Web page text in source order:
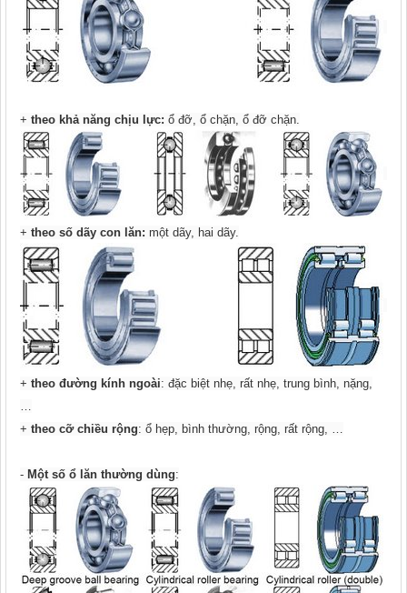
+ theo khả năng chịu lực: ổ đỡ, ổ chặn, ổ đỡ chặn.
+ theo số dãy con lăn: một dãy, hai dãy.
+ theo đường kính ngoài: đặc biệt nhẹ, rất nhẹ, trung bình, nặng,
+ theo cỡ chiều rộng: ổ hẹp, bình thường, rộng, rất rộng, …
- Một số ổ lăn thường dùng: